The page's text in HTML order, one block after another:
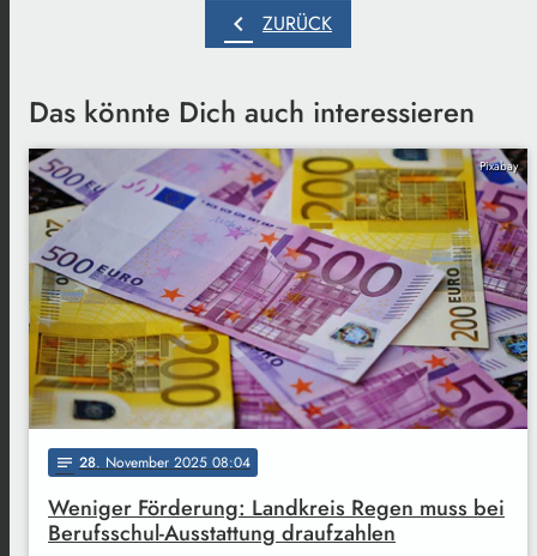
chevron_left ZURÜCK
Das könnte Dich auch interessieren
Pixabay
notes 28. November 2025 08:04
Weniger Förderung: Landkreis Regen muss bei
Berufsschul-Ausstattung draufzahlen